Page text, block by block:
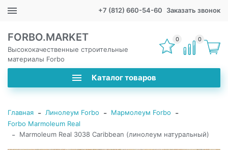
+7 (812) 660-54-60 Заказать звонок
FORBO.MARKET
Высококачественные строительные
материалы Forbo
Каталог товаров
0 0
Главная - Линолеум Forbo - Мармолеум Forbo -
Forbo Marmoleum Real
- Marmoleum Real 3038 Caribbean (линолеум натуральный)